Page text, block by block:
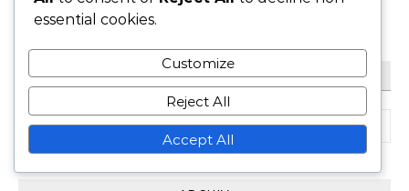
Kopfschmerzen
SUCHE
Search for:
essential cookies.
Customize
Reject All
Accept All